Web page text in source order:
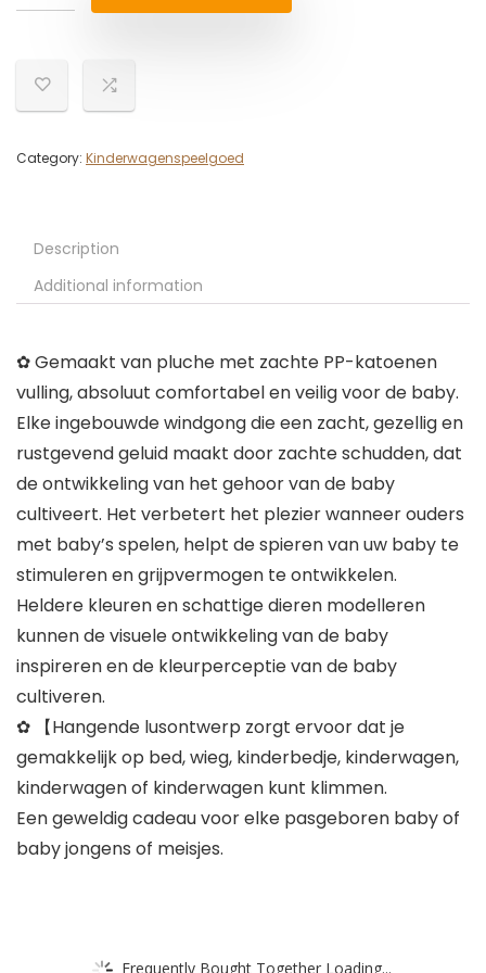
Category: Kinderwagenspeelgoed
Description
Additional information
✿ Gemaakt van pluche met zachte PP-katoenen
vulling, absoluut comfortabel en veilig voor de baby.
Elke ingebouwde windgong die een zacht, gezellig en
rustgevend geluid maakt door zachte schudden, dat
de ontwikkeling van het gehoor van de baby
cultiveert. Het verbetert het plezier wanneer ouders
met baby’s spelen, helpt de spieren van uw baby te
stimuleren en grijpvermogen te ontwikkelen.
Heldere kleuren en schattige dieren modelleren
kunnen de visuele ontwikkeling van de baby
inspireren en de kleurperceptie van de baby
cultiveren.
✿ 【Hangende lusontwerp zorgt ervoor dat je
gemakkelijk op bed, wieg, kinderbedje, kinderwagen,
kinderwagen of kinderwagen kunt klimmen.
Een geweldig cadeau voor elke pasgeboren baby of
baby jongens of meisjes.
Frequently Bought Together Loading...